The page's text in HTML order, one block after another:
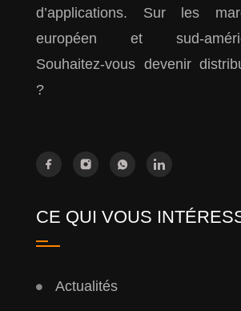
d’applications. Sur les
européen et sud-
Souhaitez-vous devenir
?
CE QUI VOUS
Actualités